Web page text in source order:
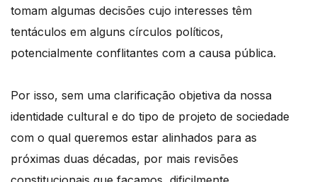
tomam algumas decisões cujo interesses têm
tentáculos em alguns círculos políticos,
potencialmente conflitantes com a causa pública.
Por isso, sem uma clarificação objetiva da nossa
identidade cultural e do tipo de projeto de sociedade
com o qual queremos estar alinhados para as
próximas duas décadas, por mais revisões